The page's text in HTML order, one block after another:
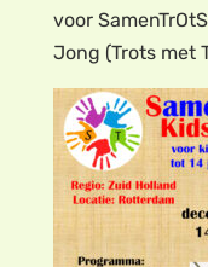
voor
Jong (Trots met